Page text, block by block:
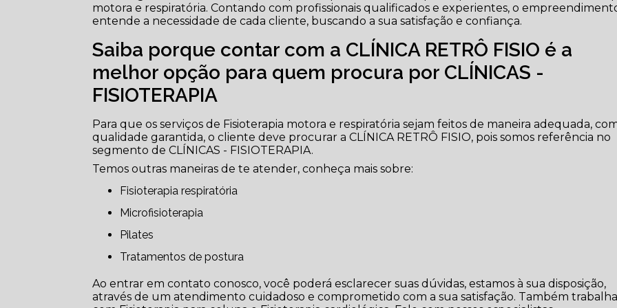
motora e respiratória. Contando com profissionais qualificados e experientes, o
entende a necessidade de cada cliente, buscando a sua satisfação e confiança.
Saiba porque contar com a CLÍNICA RETRÔ FISIO é a
melhor opção para quem procura por CLÍNICAS -
FISIOTERAPIA
Para que os serviços de Fisioterapia motora e respiratória sejam feitos de maneira adequada,
qualidade garantida, o cliente deve procurar a CLÍNICA RETRÔ FISIO, pois somos referência no
segmento de CLÍNICAS - FISIOTERAPIA.
Temos outras maneiras de te atender, conheça mais sobre:
Fisioterapia respiratória
Microfisioterapia
Pilates
Tratamentos de postura
Ao entrar em contato conosco, você poderá esclarecer suas dúvidas, estamos à sua disposição,
através de um atendimento cuidadoso e comprometido com a sua satisfação. Também